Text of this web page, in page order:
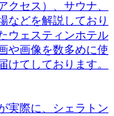
クセス）、サウナ、
などを解説しており
ウェスティンホテル
や画像を数多めに使
けてしております。
実際に、シェラトン